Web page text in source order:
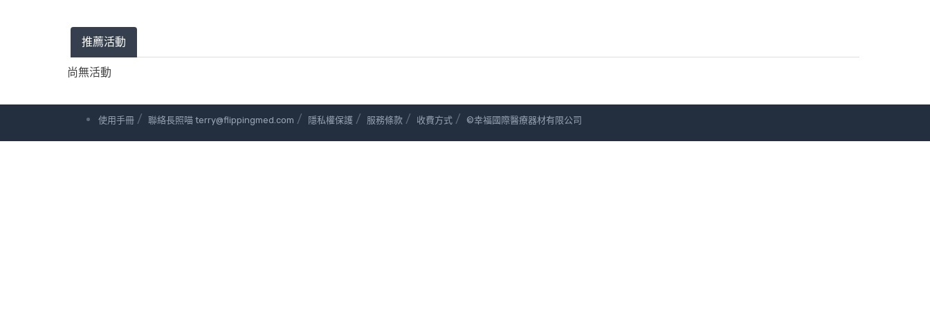
推薦活動
尚無活動
使用手冊 / 聯絡長照喵 terry@flippingmed.com / 隱私權保護 / 服務條款 / 收費方式 / ©幸福國際醫療器材有限公司